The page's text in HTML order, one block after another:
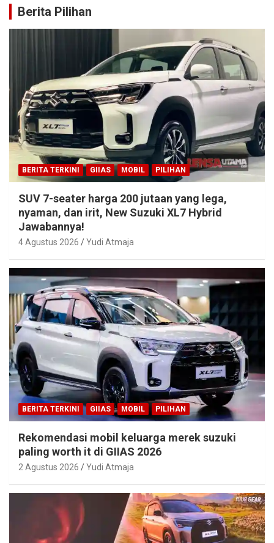
Berita Pilihan
BERITA TERKINI GIIAS MOBIL PILIHAN
SUV 7-seater harga 200 jutaan yang lega,
nyaman, dan irit, New Suzuki XL7 Hybrid
Jawabannya!
4 Agustus 2026 Yudi Atmaja
BERITA TERKINI GIIAS MOBIL PILIHAN
Rekomendasi mobil keluarga merek suzuki
paling worth it di GIIAS 2026
2 Agustus 2026 Yudi Atmaja